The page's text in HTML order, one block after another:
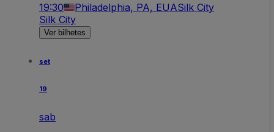
19:30 Philadelphia, PA, EUASilk City
Silk City
Ver bilhetes
set
19
sab